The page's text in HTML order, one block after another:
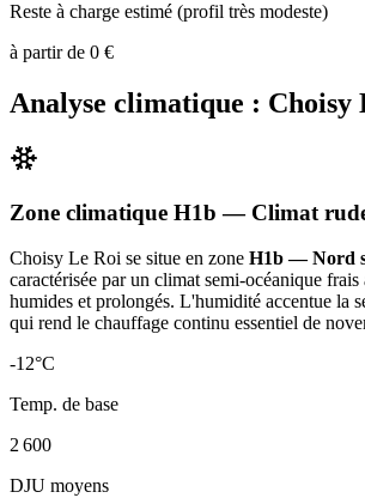
Reste à charge estimé (profil très modeste)
à partir de 0 €
Analyse climatique : Choisy
Zone climatique H1b — Climat
Choisy Le Roi se situe en zone H1b — Nord
caractérisée par un climat semi-océanique frais
humides et prolongés. L'humidité accentue la
qui rend le chauffage continu essentiel de
-12°C
Temp. de base
2 600
DJU moyens